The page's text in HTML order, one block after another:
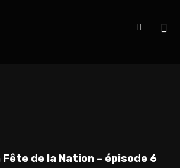
Fête de la Nation – épisode 6